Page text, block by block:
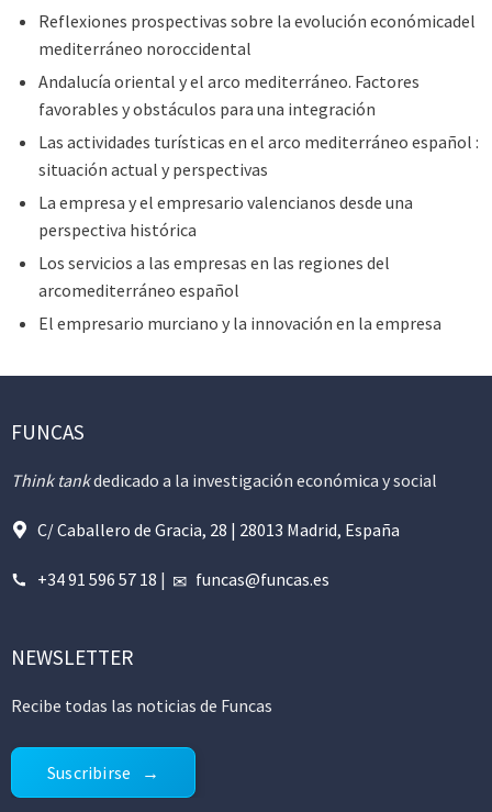
Reflexiones prospectivas sobre la evolución económicadel
mediterráneo noroccidental
Andalucía oriental y el arco mediterráneo. Factores
favorables y obstáculos para una integración
Las actividades turísticas en el arco mediterráneo español :
situación actual y perspectivas
La empresa y el empresario valencianos desde una
perspectiva histórica
Los servicios a las empresas en las regiones del
arcomediterráneo español
El empresario murciano y la innovación en la empresa
FUNCAS
Think tankdedicado a la investigación económica y social
C/ Caballero de Gracia, 28 | 28013 Madrid, España
+34 91 596 57 18 | funcas@funcas.es
NEWSLETTER
Recibe todas las noticias de Funcas
Suscribirse